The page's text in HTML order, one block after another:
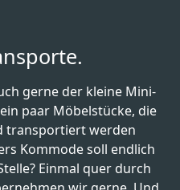
gerne der kleine Mini-
paar Möbelstücke, die
transportiert werden
Kommode soll endlich
Einmal quer durch